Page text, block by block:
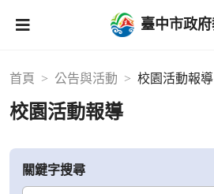
臺中市政
首頁 公告與活動 校園活動報導
校園活動報導
關鍵字搜尋